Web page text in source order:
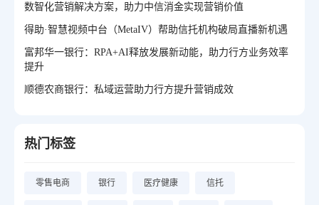
数智化营销解决方案，助力中信消金实现营销价值
得助·智慧视频中台（MetaIV）帮助信托机构破局直播新机遇
富邦华一银行：RPA+AI释放发展新动能，助力行方业务效率
提升
顺德农商银行：私域运营助力行方提升营销成效
热门标签
零售电商 银行 医疗健康 信托